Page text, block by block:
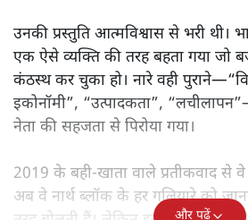
उनकी प्रस्तुति आत्मविश्वास से भरी
एक ऐसे व्यक्ति की तरह बहता गया जो
कंठस्थ कर चुका हो। नारे वही
इकोनॉमी”, “उत्पादकता”,
नेता की सहजता से पिरोया गया।
2019 के बही‑खाता वाले प्रतीकवाद
अब वे नार्थ ब्लॉक के हर गलियारे को
और पढ़ें